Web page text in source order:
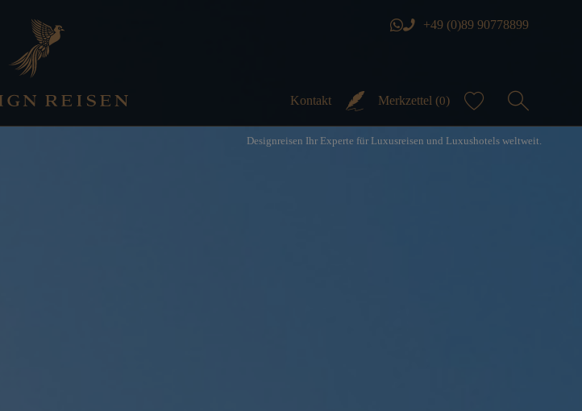
+49 (0)89 90778899
Kontakt Merkzettel (0)
Designreisen Ihr Experte für Luxusreisen und Luxushotels weltweit.